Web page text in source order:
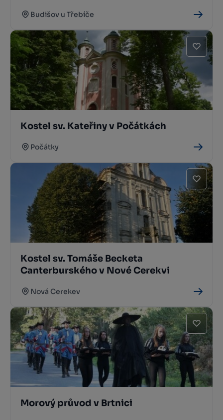
Budišov u Třebíče
Kostel sv. Kateřiny v Počátkách
Počátky
Kostel sv. Tomáše Becketa
Canterburského v Nové Cerekvi
Nová Cerekev
Morový průvod v Brtnici